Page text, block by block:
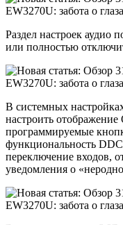
Раздел настроек аудио
или полностью
В системных
настроить отображение
программируемые
функциональность
переключение входов,
уведомления о